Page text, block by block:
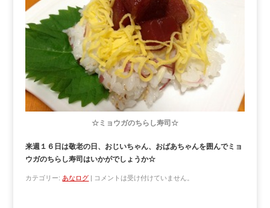
☆ミョウガのちらし寿司☆
来週１６日は敬老の日、おじいちゃん、おばあちゃんを囲んでミョ
ウガのちらし寿司はいかがでしょうか☆
カテゴリー: あなログ | コメントは受け付けていません。